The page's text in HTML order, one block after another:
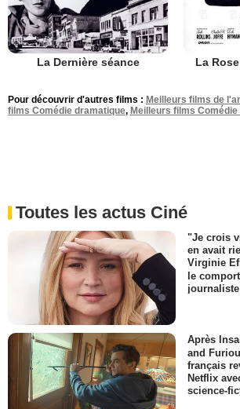
La Dernière séance La
Pour découvrir d'autres films : Meilleurs films de
films Comédie dramatique, Meilleurs films
Toutes les actus Ciné
"Je crois
en avait
Virginie
le
Après
and
français
Netflix
science-